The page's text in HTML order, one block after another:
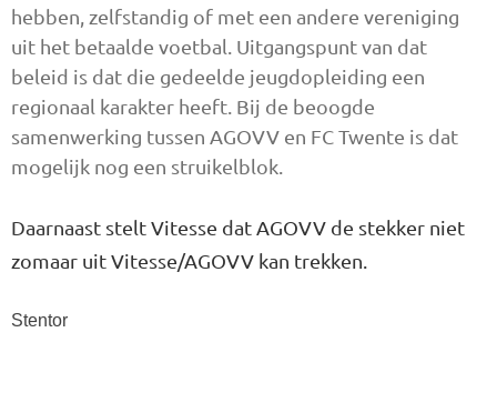
hebben, zelfstandig of met een andere vereniging
uit het betaalde voetbal. Uitgangspunt van dat
beleid is dat die gedeelde jeugdopleiding een
regionaal karakter heeft. Bij de beoogde
samenwerking tussen AGOVV en FC Twente is dat
mogelijk nog een struikelblok.
Daarnaast stelt Vitesse dat AGOVV de stekker niet
zomaar uit Vitesse/AGOVV kan trekken.
Stentor